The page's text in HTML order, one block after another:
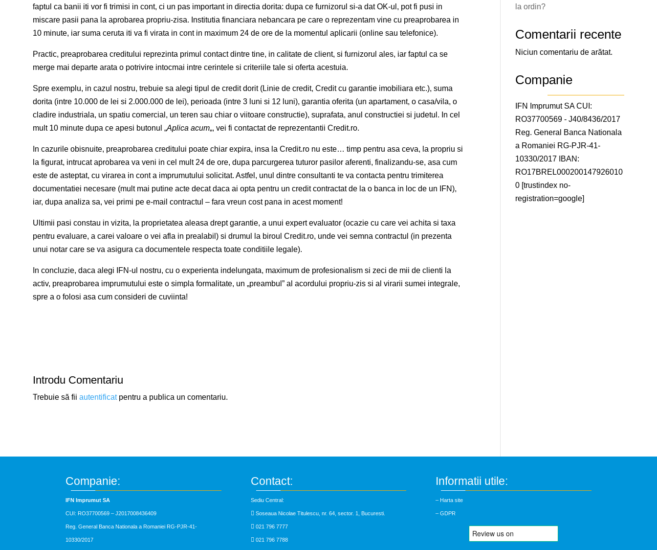
faptul ca banii iti vor fi trimisi in cont, ci un pas important in directia dorita: dupa ce furnizorul si-a dat OK-ul, pot fi pusi in
miscare pasii pana la aprobarea propriu-zisa. Institutia financiara nebancara pe care o reprezentam vine cu preaprobarea in
10 minute, iar suma ceruta iti va fi virata in cont in maximum 24 de ore de la momentul aplicarii (online sau telefonice).
Practic, preaprobarea creditului reprezinta primul contact dintre tine, in calitate de client, si furnizorul ales, iar faptul ca se
merge mai departe arata o potrivire intocmai intre cerintele si criteriile tale si oferta acestuia.
Spre exemplu, in cazul nostru, trebuie sa alegi tipul de credit dorit (Linie de credit, Credit cu garantie imobiliara etc.), suma
dorita (intre 10.000 de lei si 2.000.000 de lei), perioada (intre 3 luni si 12 luni), garantia oferita (un apartament, o casa/vila, o
cladire industriala, un spatiu comercial, un teren sau chiar o viitoare constructie), suprafata, anul constructiei si judetul. In cel
mult 10 minute dupa ce apesi butonul „Aplica acum„, vei fi contactat de reprezentantii Credit.ro.
In cazurile obisnuite, preaprobarea creditului poate chiar expira, insa la Credit.ro nu este… timp pentru asa ceva, la propriu si
la figurat, intrucat aprobarea va veni in cel mult 24 de ore, dupa parcurgerea tuturor pasilor aferenti, finalizandu-se, asa cum
este de asteptat, cu virarea in cont a imprumutului solicitat. Astfel, unul dintre consultanti te va contacta pentru trimiterea
documentatiei necesare (mult mai putine acte decat daca ai opta pentru un credit contractat de la o banca in loc de un IFN),
iar, dupa analiza sa, vei primi pe e-mail contractul – fara vreun cost pana in acest moment!
Ultimii pasi constau in vizita, la proprietatea aleasa drept garantie, a unui expert evaluator (ocazie cu care vei achita si taxa
pentru evaluare, a carei valoare o vei afla in prealabil) si drumul la biroul Credit.ro, unde vei semna contractul (in prezenta
unui notar care se va asigura ca documentele respecta toate conditiile legale).
In concluzie, daca alegi IFN-ul nostru, cu o experienta indelungata, maximum de profesionalism si zeci de mii de clienti la
activ, preaprobarea imprumutului este o simpla formalitate, un „preambul” al acordului propriu-zis si al virarii sumei integrale,
spre a o folosi asa cum consideri de cuviinta!
Introdu Comentariu
Trebuie să fiiautentificatpentru a publica un comentariu.
la ordin?
Comentarii recente
Niciun comentariu de arătat.
Companie
IFN Imprumut SA CUI:
RO37700569 - J40/8436/2017
Reg. General Banca Nationala
a Romaniei RG-PJR-41-
10330/2017 IBAN:
RO17BREL000200147926010
0 [trustindex no-
registration=google]
Companie:
IFN Imprumut SA
CUI: RO37700569 –J2017008436409
Reg. General Banca Nationala a Romaniei RG-PJR-41-
10330/2017
Contact:
Sediu Central:
 Soseaua Nicolae Titulescu, nr. 64, sector. 1, Bucuresti.
 021 796 7777
 021 796 7788
Informatii utile:
– Harta site
– GDPR